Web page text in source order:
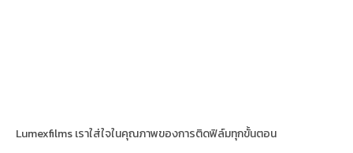
Lumexfilms เราใส่ใจในคุณภาพของการติดฟิล์มทุกขั้นตอน